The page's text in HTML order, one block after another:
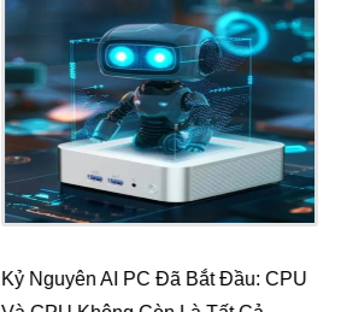
Kỷ Nguyên AI PC Đã Bắt Đầu: CPU